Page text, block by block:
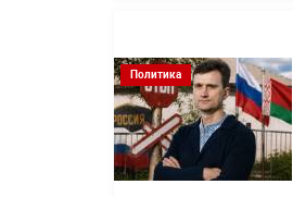
Политика